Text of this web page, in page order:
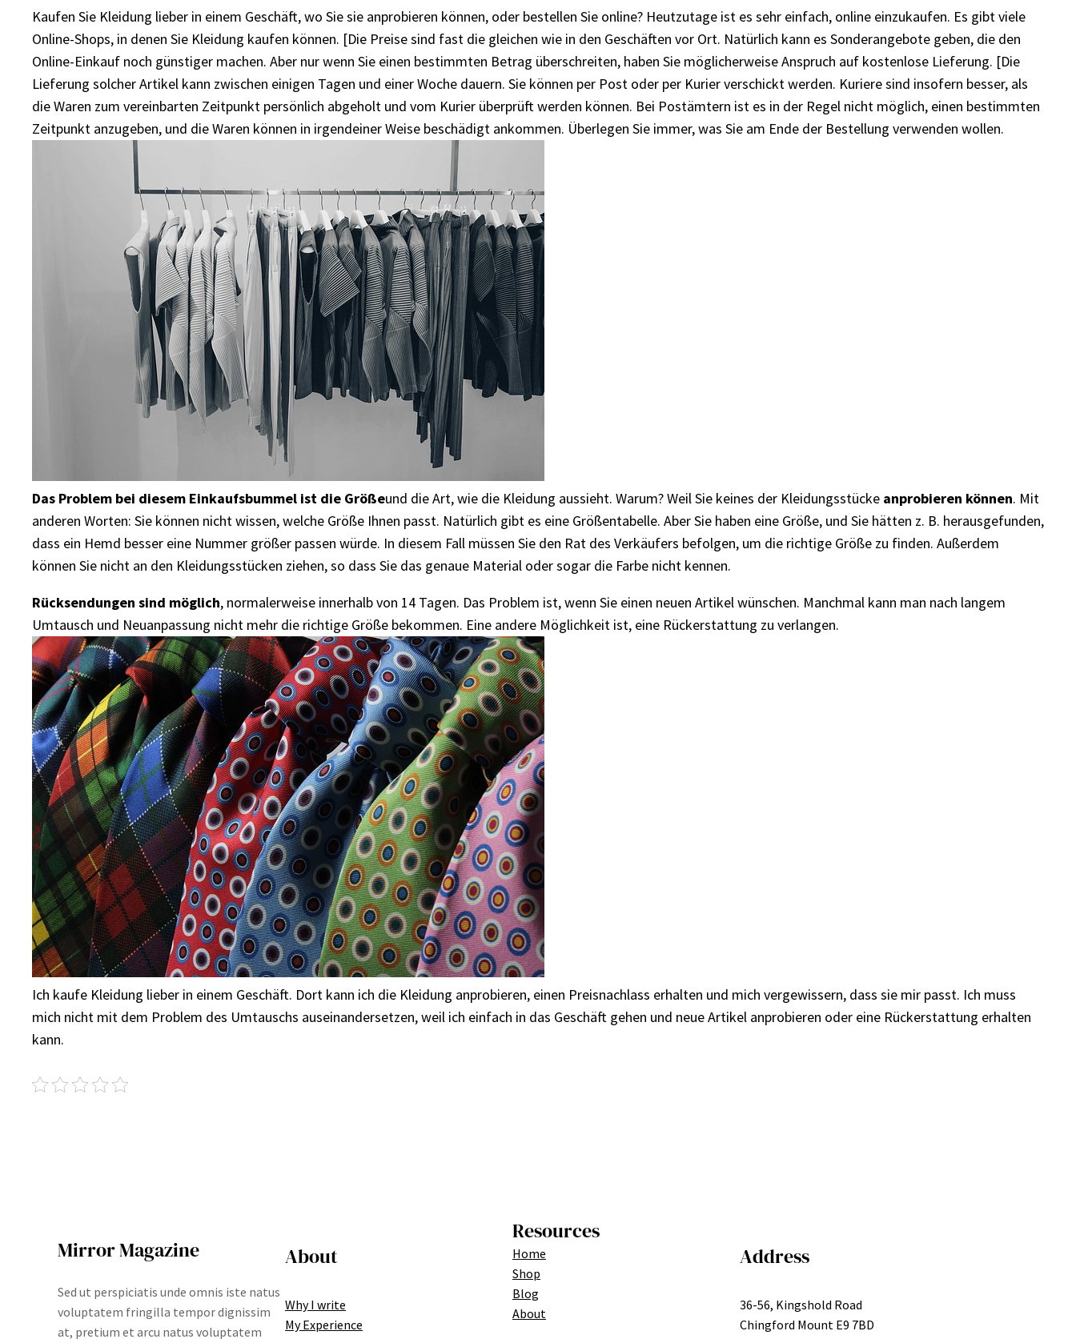
Kaufen Sie Kleidung lieber in einem Geschäft, wo Sie sie anprobieren können, oder bestellen Sie online? Heutzutage ist es sehr einfach, online einzukaufen. Es gibt viele
Online-Shops, in denen Sie Kleidung kaufen können. [Die Preise sind fast die gleichen wie in den Geschäften vor Ort. Natürlich kann es Sonderangebote geben, die den
Online-Einkauf noch günstiger machen. Aber nur wenn Sie einen bestimmten Betrag überschreiten, haben Sie möglicherweise Anspruch auf kostenlose Lieferung. [Die
Lieferung solcher Artikel kann zwischen einigen Tagen und einer Woche dauern. Sie können per Post oder per Kurierverschickt werden. Kuriere sind insofern besser, als
die Waren zum vereinbarten Zeitpunkt persönlich abgeholt und vom Kurier überprüft werden können. Bei Postämtern ist es in der Regel nicht möglich, einen bestimmten
Zeitpunkt anzugeben, und die Waren können in irgendeiner Weise beschädigt ankommen. Überlegen Sie immer, was Sie am Ende der Bestellung verwenden wollen.
Das Problem bei diesem Einkaufsbummel ist die Größeund die Art, wie die Kleidung aussieht. Warum? Weil Sie keines der Kleidungsstücke anprobieren können. Mit
anderen Worten: Sie können nicht wissen, welche Größe Ihnen passt. Natürlich gibt es eine Größentabelle. Aber Sie haben eine Größe, und Sie hätten z. B. herausgefunden,
dass ein Hemd besser eine Nummer größer passen würde. In diesem Fall müssen Sie den Rat des Verkäufers befolgen, um die richtige Größe zu finden. Außerdem
können Sie nicht an den Kleidungsstücken ziehen, so dass Sie das genaue Material oder sogar die Farbe nicht kennen.
Rücksendungen sind möglich, normalerweise innerhalb von 14 Tagen. Das Problem ist, wenn Sie einen neuen Artikel wünschen. Manchmal kann man nach langem
Umtausch und Neuanpassung nicht mehr die richtige Größe bekommen. Eine andere Möglichkeit ist, eine Rückerstattung zu verlangen.
Ich kaufe Kleidung lieber in einem Geschäft. Dort kann ich die Kleidung anprobieren, einen Preisnachlass erhalten und mich vergewissern, dass sie mir passt. Ich muss
mich nicht mit dem Problem des Umtauschs auseinandersetzen, weil ich einfach in das Geschäft gehen und neue Artikel anprobieren oder eine Rückerstattung erhalten
kann.
Mirror Magazine
Sed ut perspiciatis unde omnis iste natus
voluptatem fringilla tempor dignissim
at, pretium et arcu natus voluptatem
About
Why I write
My Experience
Resources
Home
Shop
Blog
About
Address
36-56, Kingshold Road
Chingford Mount E9 7BD